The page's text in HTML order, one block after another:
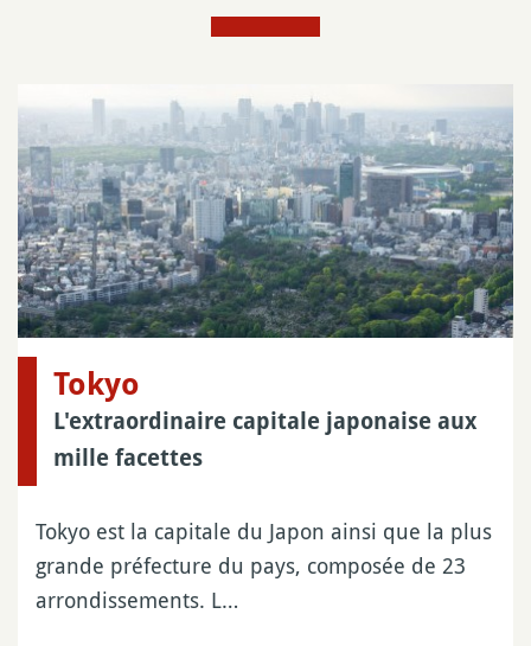
Tokyo
L'extraordinaire capitale japonaise aux
mille facettes
Tokyo est la capitale du Japon ainsi que la plus
grande préfecture du pays, composée de 23
arrondissements. L…